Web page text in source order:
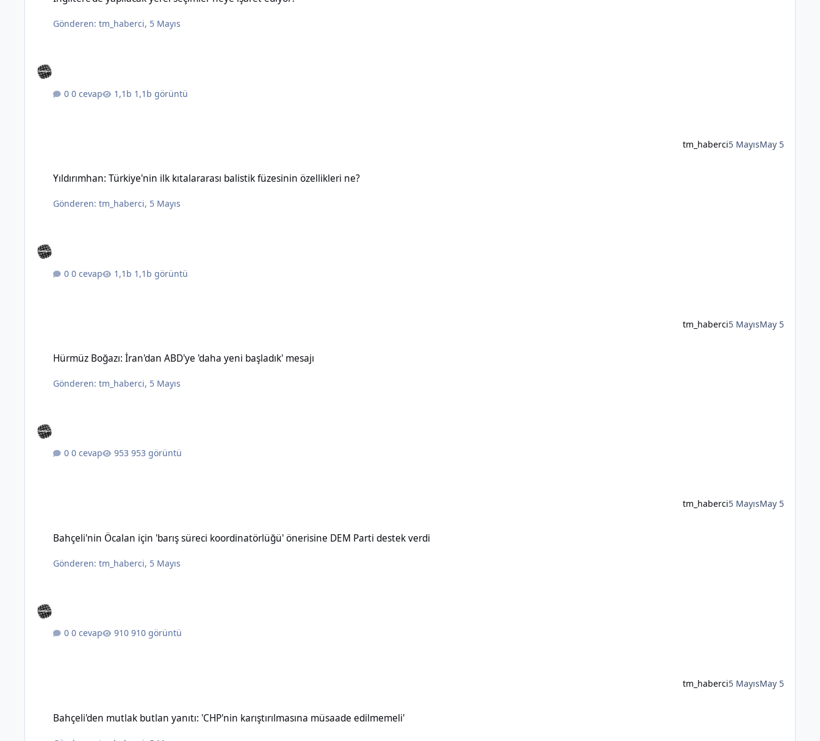
Gönderen:tm_haberci, 5 Mayıs
0 cevap 1,1b görüntü
tm_haberci5 MayısMay 5
Yıldırımhan: Türkiye'nin ilk kıtalararası balistik füzesinin özellikleri ne?
Gönderen:tm_haberci, 5 Mayıs
0 cevap 1,1b görüntü
tm_haberci5 MayısMay 5
Hürmüz Boğazı: İran'dan ABD'ye 'daha yeni başladık' mesajı
Gönderen:tm_haberci, 5 Mayıs
0 cevap 953 görüntü
tm_haberci5 MayısMay 5
Bahçeli'nin Öcalan için 'barış süreci koordinatörlüğü' önerisine DEM Parti destek verdi
Gönderen:tm_haberci, 5 Mayıs
0 cevap 910 görüntü
tm_haberci5 MayısMay 5
Bahçeli'den mutlak butlan yanıtı: 'CHP'nin karıştırılmasına müsaade edilmemeli'